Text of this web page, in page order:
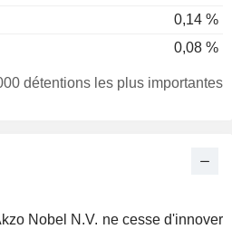
0,14 %
0,08 %
0,07 %
0,03 %
0,02 %
détentions les plus importantes
Nobel N.V. ne cesse d'innover